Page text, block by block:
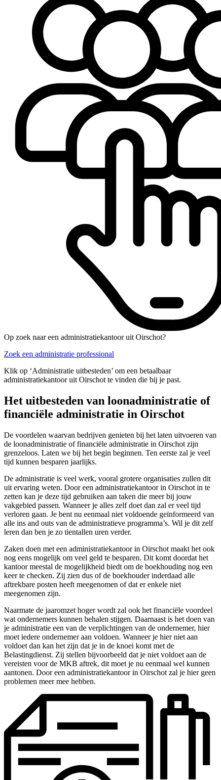
Op zoek naar een administratiekantoor uit Oirschot?
Zoek een administratie professional
Klik op ‘Administratie uitbesteden’ om een betaalbaar
administratiekantoor uit Oirschot te vinden die bij je past.
Het uitbesteden van loonadministratie of
financiële administratie in Oirschot
De voordelen waarvan bedrijven genieten bij het laten uitvoeren van
de loonadministratie of financiële administratie in Oirschot zijn
grenzeloos. Laten we bij het begin beginnen. Ten eerste zal je veel
tijd kunnen besparen jaarlijks.
De administratie is veel werk, vooral grotere organisaties zullen dit
uit ervaring weten. Door een administratiekantoor in Oirschot in te
zetten kan je deze tijd gebruiken aan taken die meer bij jouw
vakgebied passen. Wanneer je alles zelf doet dan zal er veel tijd
verloren gaan. Je bent nu eenmaal niet voldoende geïnformeerd van
alle ins and outs van de administratieve programma’s. Wil je dit zelf
leren dan ben je zo tientallen uren verder.
Zaken doen met een administratiekantoor in Oirschot maakt het ook
nog eens mogelijk om veel geld te besparen. Dit komt doordat het
kantoor meestal de mogelijkheid biedt om de boekhouding nog een
keer te checken. Zij zien dus of de boekhouder inderdaad alle
aftrekbare posten heeft meegenomen of dat er enkele niet
meegenomen zijn.
Naarmate de jaaromzet hoger wordt zal ook het financiële voordeel
wat ondernemers kunnen behalen stijgen. Daarnaast is het doen van
je administratie een van de verplichtingen van de ondernemer, hier
moet iedere ondernemer aan voldoen. Wanneer je hier niet aan
voldoet dan kan het zijn dat je in de knoei komt met de
Belastingdienst. Zij stellen bijvoorbeeld dat je niet voldoet aan de
vereisten voor de MKB aftrek, dit moet je nu eenmaal wel kunnen
aantonen. Door een administratiekantoor in Oirschot zal je hier geen
problemen meer mee hebben.